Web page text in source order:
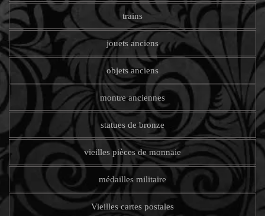
trains
jouets anciens
objets anciens
montre anciennes
statues de bronze
vieilles pièces de monnaie
médailles militaire
Vieilles cartes postales